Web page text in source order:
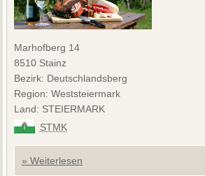
Marhofberg 14
8510 Stainz
Bezirk: Deutschlandsberg
Region: Weststeiermark
Land: STEIERMARK
STMK
» Weiterlesen